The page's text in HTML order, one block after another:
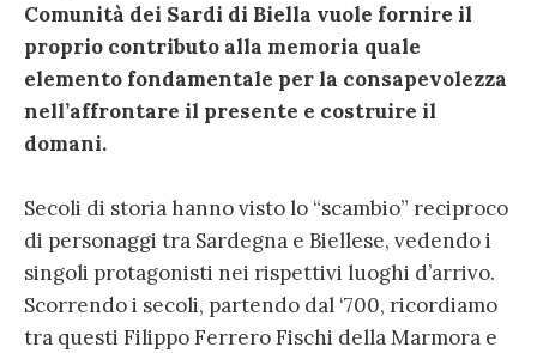
Comunità dei Sardi di Biella vuole fornire il
proprio contributo alla memoria quale
elemento fondamentale per la consapevolezza
nell’affrontare il presente e costruire il
domani.
Secoli di storia hanno visto lo “scambio” reciproco
di personaggi tra Sardegna e Biellese, vedendo i
singoli protagonisti nei rispettivi luoghi d’arrivo.
Scorrendo i secoli, partendo dal ‘700, ricordiamo
tra questi Filippo Ferrero Fischi della Marmora e